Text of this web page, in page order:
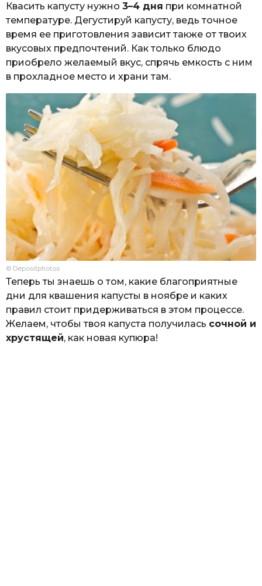
Квасить капусту нужно 3–4 дня при комнатной
температуре. Дегустируй капусту, ведь точное
время ее приготовления зависит также от твоих
вкусовых предпочтений. Как только блюдо
приобрело желаемый вкус, спрячь емкость с ним
в прохладное место и храни там.
© Depositphotos
Теперь ты знаешь о том, какие благоприятные
дни для квашения капусты в ноябре и каких
правил стоит придерживаться в этом процессе.
Желаем, чтобы твоя капуста получилась сочной и
хрустящей, как новая купюра!